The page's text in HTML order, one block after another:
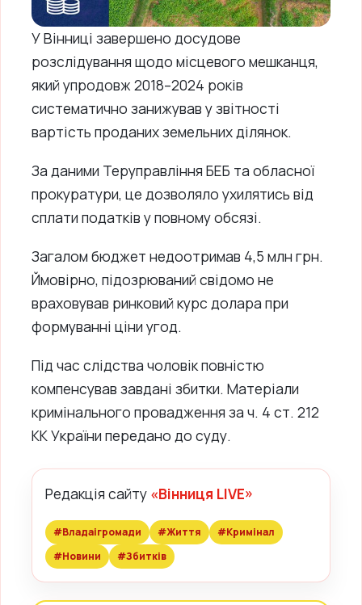
У Вінниці завершено досудове
розслідування щодо місцевого мешканця,
який упродовж 2018–2024 років
систематично занижував у звітності
вартість проданих земельних ділянок.
За даними Теруправління БЕБ та обласної
прокуратури, це дозволяло ухилятись від
сплати податків у повному обсязі.
Загалом бюджет недоотримав 4,5 млн грн.
Ймовірно, підозрюваний свідомо не
враховував ринковий курс долара при
формуванні ціни угод.
Під час слідства чоловік повністю
компенсував завдані збитки. Матеріали
кримінального провадження за ч. 4 ст. 212
КК України передано до суду.
Редакція сайту «Вінниця LIVE»
#Владаігромади #Життя
#Кримінал
#Новини
#Збитків